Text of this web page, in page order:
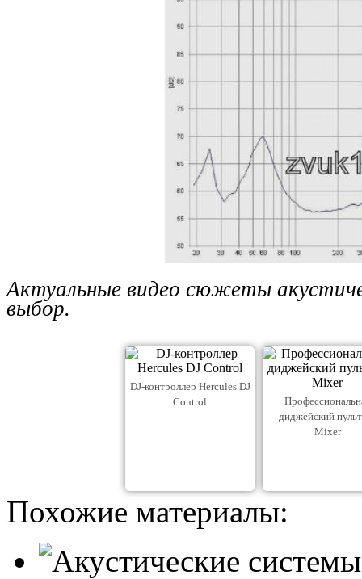
Актуальные видео сюжеты
выбор.
DJ-контроллер Hercules DJ
Control
диджейский
Mixer
Похожие материалы: